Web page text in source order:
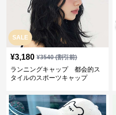
SALE
¥3,180 ¥3540(割引前)
ランニングキャップ 都会的ス
タイルのスポーツキャップ